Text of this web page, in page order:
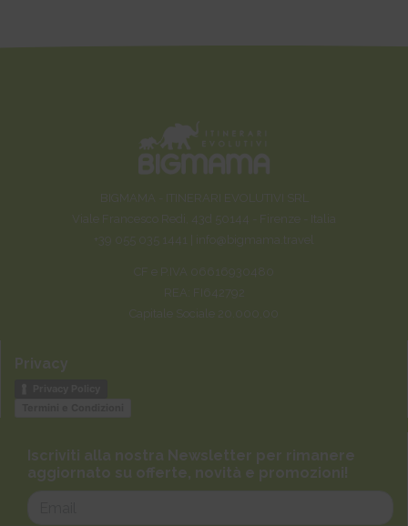
BIGMAMA - ITINERARI EVOLUTIVI SRL
Viale Francesco Redi, 43d 50144 - Firenze - Italia
+39 055 035 1441 |
info@bigmama.travel
CF e P.IVA 06616930480
REA: FI642792
Capitale Sociale 20.000,00
Privacy
Iscriviti alla nostra Newsletter per rimanere
aggiornato su offerte, novità e promozioni!